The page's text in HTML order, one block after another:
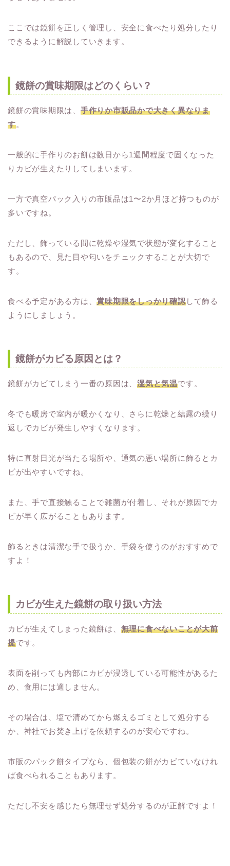
ここでは鏡餅を正しく管理し、安全に食べたり処分したり
できるように解説していきます。
鏡餅の賞味期限はどのくらい？
鏡餅の賞味期限は、 手作りか市販品かで大きく異なりま
す。
一般的に手作りのお餅は数日から1週間程度で固くなった
りカビが生えたりしてしまいます。
一方で真空パック入りの市販品は1〜2か月ほど持つものが
多いですね。
ただし、飾っている間に乾燥や湿気で状態が変化すること
もあるので、見た目や匂いをチェックすることが大切で
す。
食べる予定がある方は、賞味期限をしっかり確認して飾る
ようにしましょう。
鏡餅がカビる原因とは？
鏡餅がカビてしまう一番の原因は、湿気と気温です。
冬でも暖房で室内が暖かくなり、さらに乾燥と結露の繰り
返しでカビが発生しやすくなります。
特に直射日光が当たる場所や、通気の悪い場所に飾るとカ
ビが出やすいですね。
また、手で直接触ることで雑菌が付着し、それが原因でカ
ビが早く広がることもあります。
飾るときは清潔な手で扱うか、手袋を使うのがおすすめで
すよ！
カビが生えた鏡餅の取り扱い方法
カビが生えてしまった鏡餅は、 無理に食べないことが大前
提です。
表面を削っても内部にカビが浸透している可能性があるた
め、食用には適しません。
その場合は、塩で清めてから燃えるゴミとして処分する
か、神社でお焚き上げを依頼するのが安心ですね。
市販のパック餅タイプなら、個包装の餅がカビていなけれ
ば食べられることもあります。
ただし不安を感じたら無理せず処分するのが正解ですよ！